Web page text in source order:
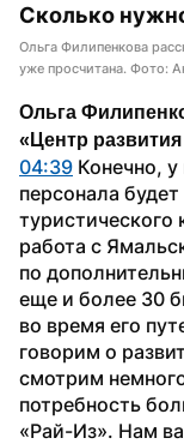
Сколько
Ольга Филипенкова
уже просчитана. Фото:
Ольга
«Центр
04:39 Конечно,
персонала
туристического
работа с
по
еще и более 30
во время его
говорим о
смотрим
потребность
«Рай-Из». Нам